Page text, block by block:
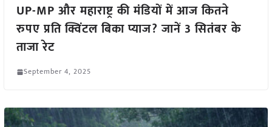
UP-MP और महाराष्ट्र की मंडियों में आज कितने
रुपए प्रति क्विंटल बिका प्याज? जानें 3 सितंबर के
ताजा रेट
September 4, 2025